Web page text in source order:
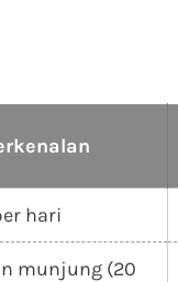
hari
munjung (20